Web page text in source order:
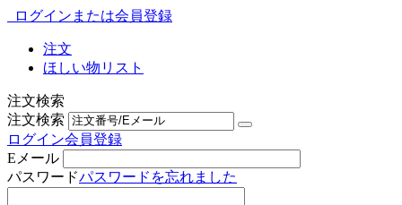
ログインまたは会員登録
注文
ほしい物リスト
注文検索
注文検索
ログイン会員登録
Eメール
パスワードパスワードを忘れました